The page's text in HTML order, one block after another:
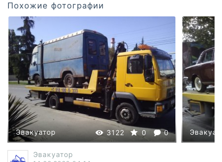
Похожие фотографии
3122 0 0
Эвакуатор
Эвакуатор